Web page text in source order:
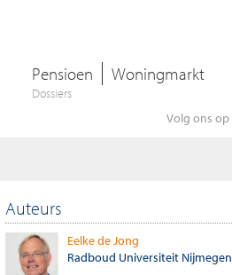
Pensioen Woningmarkt
Dossiers
Volg ons op
Auteurs
Eelke de Jong
Radboud Universiteit Nijmegen